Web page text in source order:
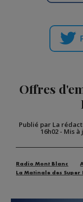
Offres
Publié par La
16h02 - Mis à
Radio Mont Blanc
La Matinale des Super